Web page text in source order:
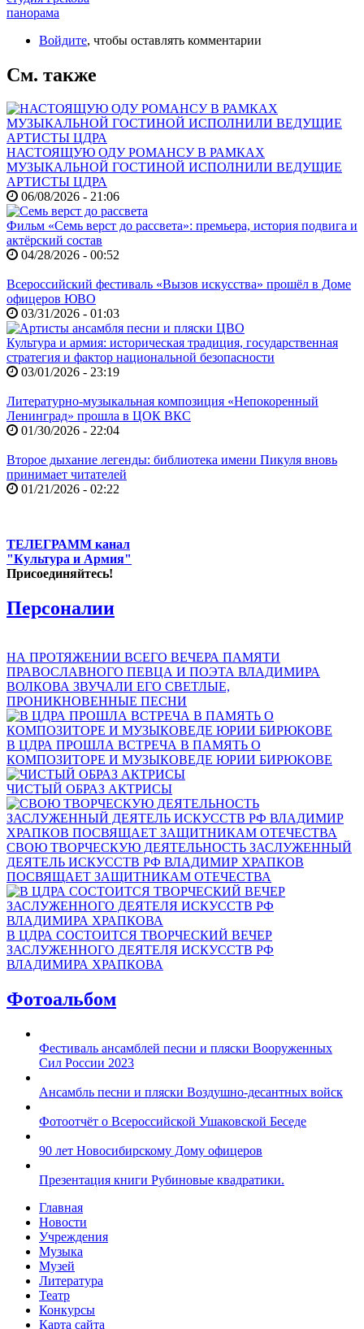
панорама
Войдите, чтобы оставлять комментарии
См. также
НАСТОЯЩУЮ ОДУ РОМАНСУ В РАМКАХ
МУЗЫКАЛЬНОЙ ГОСТИНОЙ ИСПОЛНИЛИ ВЕДУЩИЕ
АРТИСТЫ ЦДРА
06/08/2026 - 21:06
Фильм «Семь верст до рассвета»: премьера, история подвига и
актёрский состав
04/28/2026 - 00:52
Всероссийский фестиваль «Вызов искусства» прошёл в Доме
офицеров ЮВО
03/31/2026 - 01:03
Культура и армия: историческая традиция, государственная
стратегия и фактор национальной безопасности
03/01/2026 - 23:19
Литературно-музыкальная композиция «Непокоренный
Ленинград» прошла в ЦОК ВКС
01/30/2026 - 22:04
Второе дыхание легенды: библиотека имени Пикуля вновь
принимает читателей
01/21/2026 - 02:22
ТЕЛЕГРАММ канал
"Культура и Армия"
Присоединяйтесь!
Персоналии
НА ПРОТЯЖЕНИИ ВСЕГО ВЕЧЕРА ПАМЯТИ
ПРАВОСЛАВНОГО ПЕВЦА И ПОЭТА ВЛАДИМИРА
ВОЛКОВА ЗВУЧАЛИ ЕГО СВЕТЛЫЕ,
ПРОНИКНОВЕННЫЕ ПЕСНИ
В ЦДРА ПРОШЛА ВСТРЕЧА В ПАМЯТЬ О
КОМПОЗИТОРЕ И МУЗЫКОВЕДЕ ЮРИИ БИРЮКОВЕ
ЧИСТЫЙ ОБРАЗ АКТРИСЫ
СВОЮ ТВОРЧЕСКУЮ ДЕЯТЕЛЬНОСТЬ ЗАСЛУЖЕННЫЙ
ДЕЯТЕЛЬ ИСКУССТВ РФ ВЛАДИМИР ХРАПКОВ
ПОСВЯЩАЕТ ЗАЩИТНИКАМ ОТЕЧЕСТВА
В ЦДРА СОСТОИТСЯ ТВОРЧЕСКИЙ ВЕЧЕР
ЗАСЛУЖЕННОГО ДЕЯТЕЛЯ ИСКУССТВ РФ
ВЛАДИМИРА ХРАПКОВА
Фотоальбом
Фестиваль ансамблей песни и пляски Вооруженных
Сил России 2023
Ансамбль песни и пляски Воздушно-десантных войск
Фотоотчёт о Всероссийской Ушаковской Беседе
90 лет Новосибирскому Дому офицеров
Презентация книги Рубиновые квадратики.
Главная
Новости
Учреждения
Музыка
Музей
Литература
Театр
Конкурсы
Карта сайта